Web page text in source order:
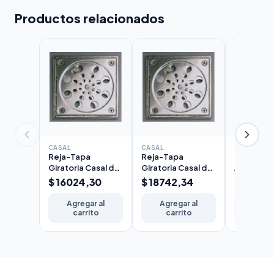
Productos relacionados
CASAL
Reja-Tapa
Giratoria Casal de
Acero para Piso
12x12 cm
$ 16024,30
Agregar al
carrito
CASAL
Reja-Tapa
Giratoria Casal de
Acero para Piso
15x15 cm
$ 18742,34
Agregar al
carrito
CASAL
Acero
$